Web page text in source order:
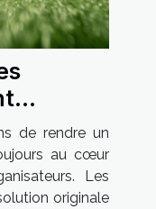
de rendre un
au cœur
Les
originale